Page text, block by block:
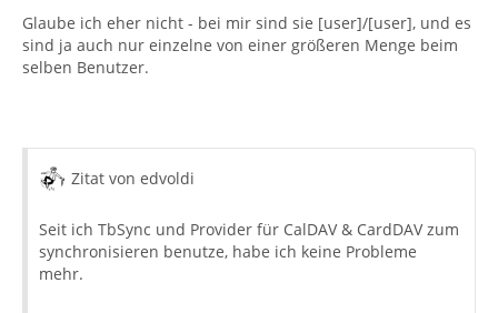
Glaube ich eher nicht - bei mir sind sie [user]/[user], und es
sind ja auch nur einzelne von einer größeren Menge beim
selben Benutzer.
Zitat von edvoldi
Seit ich TbSync und Provider für CalDAV & CardDAV zum
synchronisieren benutze, habe ich keine Probleme
mehr.